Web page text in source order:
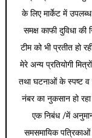
के लिए मार्केट में
समक्ष काफी दुविधा की
टीम को भी प्रतीत हो
मेरे अन्य प्रतियोगी
तथा घटनाओं के स्पष्ट व
नंबर का नुकसान हो
एक निबंध /में
समसमायिक